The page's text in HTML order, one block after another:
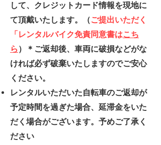
して、クレジットカード情報を現地に
て頂戴いたします。（ご提出いただく
「レンタルバイク免責同意書はこち
ら ）＊ご返却後、車両に破損などがな
ければ必ず破棄いたしますのでご安心
ください。
レンタルいただいた自転車のご返却が
予定時間を過ぎた場合、延滞金をいた
だく場合がございます。予めご了承く
ださい